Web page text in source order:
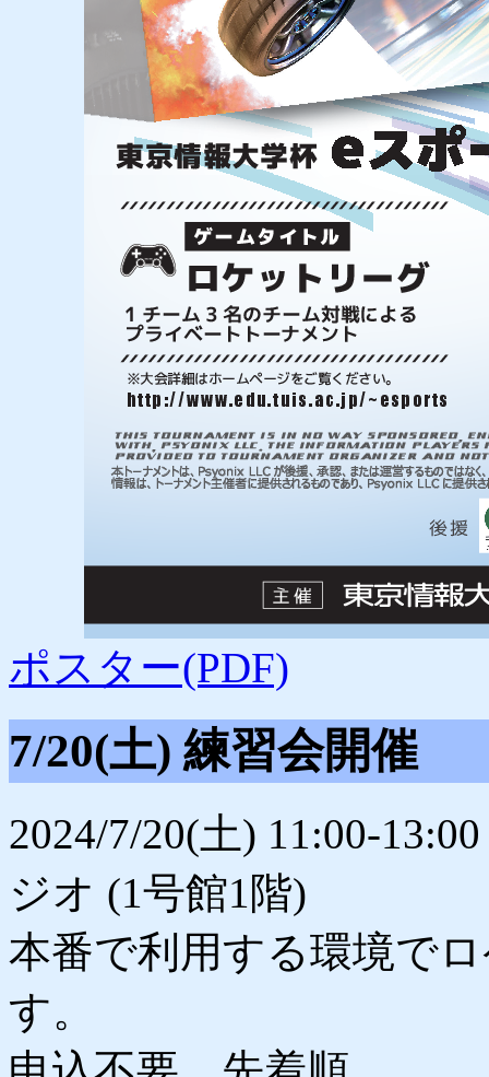
ポスター(PDF)
7/20(土) 練習会開催
2024/7/20(土) 11:00-
ジオ (1号館1階)
本番で利用する環境で
す。